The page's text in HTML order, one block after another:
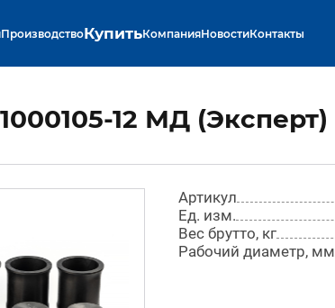
ПроизводствоКупитьКомпанияНовостиКонтакты
12 МД (Эксперт)
Артикул
Ед. изм.
Вес брутто, кг
Рабочий диаметр, мм